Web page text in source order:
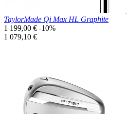
TaylorMade Qi Max HL Graphite
Prix
de
1 199,00 € -10%
Prix
1 079,10 €
Prix réduit
Aperçu rapide